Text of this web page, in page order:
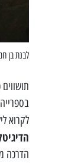
לבנת בן
בספרייה
לקרוא
הדרכה